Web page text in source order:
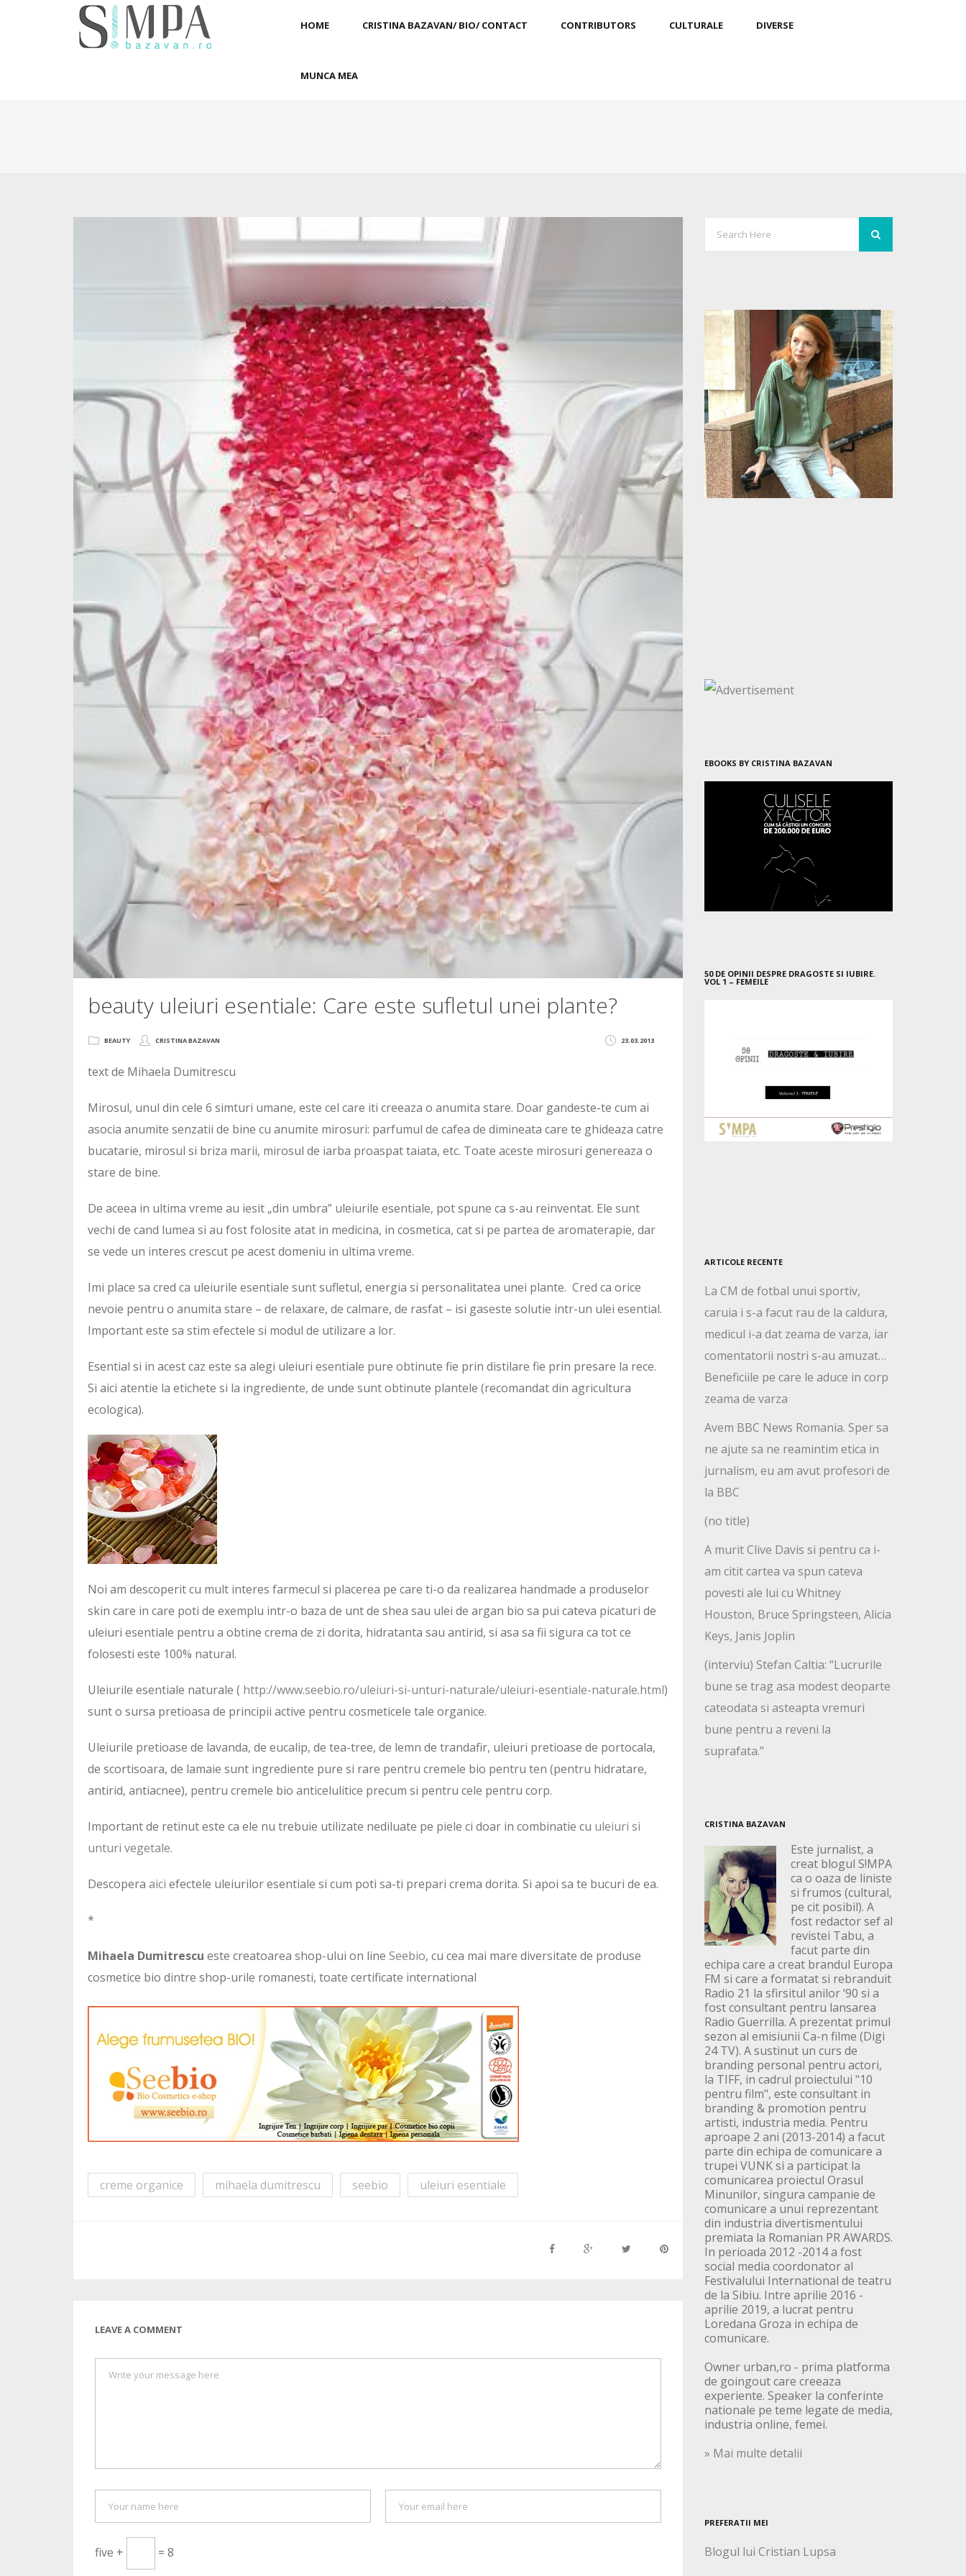
HOME CRISTINA BAZAVAN/ BIO/ CONTACT CONTRIBUTORS CULTURALE DIVERSE
MUNCA MEA
beauty uleiuri esentiale: Care este sufletul unei plante?
23.03.2013
BEAUTY CRISTINA BAZAVAN
text de Mihaela Dumitrescu
Mirosul, unul din cele 6 simturi umane, este cel care iti creeaza o anumita stare. Doar gandeste-te cum ai
asocia anumite senzatii de bine cu anumite mirosuri: parfumul de cafea de dimineata care te ghideaza catre
bucatarie, mirosul si briza marii, mirosul de iarba proaspat taiata, etc. Toate aceste mirosuri genereaza o
stare de bine.
De aceea in ultima vreme au iesit „din umbra” uleiurile esentiale, pot spune ca s-au reinventat. Ele sunt
vechi de cand lumea si au fost folosite atat in medicina, in cosmetica, cat si pe partea de aromaterapie, dar
se vede un interes crescut pe acest domeniu in ultima vreme.
Imi place sa cred ca uleiurile esentiale sunt sufletul, energia si personalitatea unei plante. Cred ca orice
nevoie pentru o anumita stare – de relaxare, de calmare, de rasfat – isi gaseste solutie intr-un ulei esential.
Important este sa stim efectele si modul de utilizare a lor.
Esential si in acest caz este sa alegi uleiuri esentiale pure obtinute fie prin distilare fie prin presare la rece.
Si aici atentie la etichete si la ingrediente, de unde sunt obtinute plantele (recomandat din agricultura
ecologica).
Noi am descoperit cu mult interes farmecul si placerea pe care ti-o da realizarea handmade a produselor
skin care in care poti de exemplu intr-o baza de unt de shea sau ulei de argan bio sa pui cateva picaturi de
uleiuri esentiale pentru a obtine crema de zi dorita, hidratanta sau antirid, si asa sa fii sigura ca tot ce
folosesti este 100% natural.
Uleiurile esentiale naturale ( http://www.seebio.ro/uleiuri-si-unturi-naturale/uleiuri-esentiale-naturale.html)
sunt o sursa pretioasa de principii active pentru cosmeticele tale organice.
Uleiurile pretioase de lavanda, de eucalip, de tea-tree, de lemn de trandafir, uleiuri pretioase de portocala,
de scortisoara, de lamaie sunt ingrediente pure si rare pentru cremele bio pentru ten (pentru hidratare,
antirid, antiacnee), pentru cremele bio anticelulitice precum si pentru cele pentru corp.
Important de retinut este ca ele nu trebuie utilizate nediluate pe piele ci doar in combinatie cu uleiuri si
unturi vegetale.
Descopera aici efectele uleiurilor esentiale si cum poti sa-ti prepari crema dorita. Si apoi sa te bucuri de ea.
*
Mihaela Dumitrescu este creatoarea shop-ului on line Seebio, cu cea mai mare diversitate de produse
cosmetice bio dintre shop-urile romanesti, toate certificate international
creme organice mihaela dumitrescu seebio uleiuri esentiale
LEAVE A COMMENT
five + = 8
EBOOKS BY CRISTINA BAZAVAN
50 DE OPINII DESPRE DRAGOSTE SI IUBIRE.
VOL 1 – FEMEILE
ARTICOLE RECENTE
La CM de fotbal unui sportiv,
caruia i s-a facut rau de la caldura,
medicul i-a dat zeama de varza, iar
comentatorii nostri s-au amuzat…
Beneficiile pe care le aduce in corp
zeama de varza
Avem BBC News Romania. Sper sa
ne ajute sa ne reamintim etica in
jurnalism, eu am avut profesori de
la BBC
(no title)
A murit Clive Davis si pentru ca i-
am citit cartea va spun cateva
povesti ale lui cu Whitney
Houston, Bruce Springsteen, Alicia
Keys, Janis Joplin
(interviu) Stefan Caltia: “Lucrurile
bune se trag asa modest deoparte
cateodata si asteapta vremuri
bune pentru a reveni la
suprafata.”
CRISTINA BAZAVAN
Este jurnalist, a
creat blogul S!MPA
ca o oaza de liniste
si frumos (cultural,
pe cit posibil). A
fost redactor sef al
revistei Tabu, a
facut parte din
echipa care a creat brandul Europa
FM si care a formatat si rebranduit
Radio 21 la sfirsitul anilor ‘90 si a
fost consultant pentru lansarea
Radio Guerrilla. A prezentat primul
sezon al emisiunii Ca-n filme (Digi
24 TV). A sustinut un curs de
branding personal pentru actori,
la TIFF, in cadrul proiectului "10
pentru film", este consultant in
branding & promotion pentru
artisti, industria media. Pentru
aproape 2 ani (2013-2014) a facut
parte din echipa de comunicare a
trupei VUNK si a participat la
comunicarea proiectul Orasul
Minunilor, singura campanie de
comunicare a unui reprezentant
din industria divertismentului
premiata la Romanian PR AWARDS.
In perioada 2012 -2014 a fost
social media coordonator al
Festivalului International de teatru
de la Sibiu. Intre aprilie 2016 -
aprilie 2019, a lucrat pentru
Loredana Groza in echipa de
comunicare.
Owner urban,ro - prima platforma
de goingout care creeaza
experiente. Speaker la conferinte
nationale pe teme legate de media,
industria online, femei.
» Mai multe detalii
PREFERATII MEI
Blogul lui Cristian Lupsa